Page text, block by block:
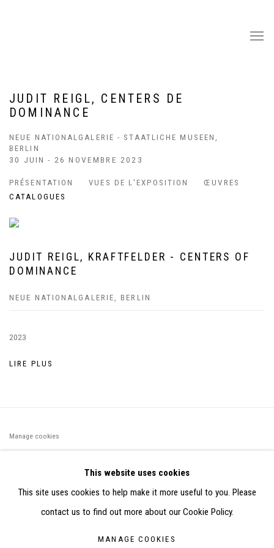
JUDIT REIGL, CENTERS DE
DOMINANCE
NEUE NATIONALGALERIE - STAATLICHE MUSEEN,
BERLIN
30 JUIN - 26 NOVEMBRE 2023
PRÉSENTATION VUES DE L'EXPOSITION
ŒUVRES
CATALOGUES
JUDIT REIGL, KRAFTFELDER - CENTERS OF
DOMINANCE
NEUE NATIONALGALERIE, BERLIN
2023
LIRE PLUS
Manage cookies
PARTIR DES DONNÉES COLLECTÉES PAR ELISABETH KLIMOFF
DE 2015 À 2019
SITE BY ARTLOGIC
This website uses cookies
This site uses cookies to help make it more useful to you. Please
contact us to find out more about our Cookie Policy.
MANAGE COOKIES